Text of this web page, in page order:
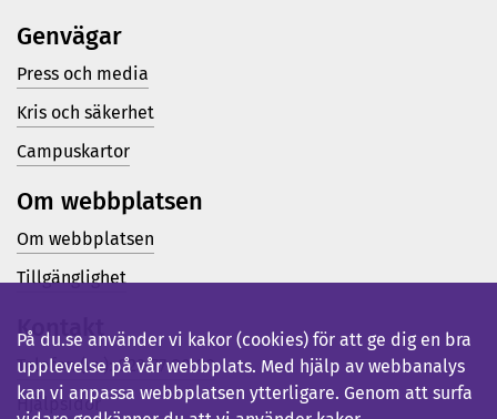
Genvägar
Press och media
Kris och säkerhet
Campuskartor
Om webbplatsen
Om webbplatsen
Tillgänglighet
Kontakt
Telefon (vx): 023-77 80 00
Hjälpsidor
På du.se använder vi kakor (cookies) för att ge dig en bra
upplevelse på vår webbplats. Med hjälp av webbanalys
kan vi anpassa webbplatsen ytterligare. Genom att surfa